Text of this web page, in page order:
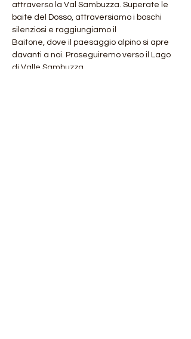
attraverso la Val Sambuzza. Superate le
baite del Dosso, attraversiamo i boschi
silenziosi e raggiungiamo il
Baitone, dove il paesaggio alpino si apre
davanti a noi. Proseguiremo verso il Lago
di Valle Sambuzza,